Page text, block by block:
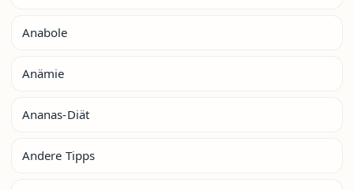
Anabole
Anämie
Ananas-Diät
Andere Tipps